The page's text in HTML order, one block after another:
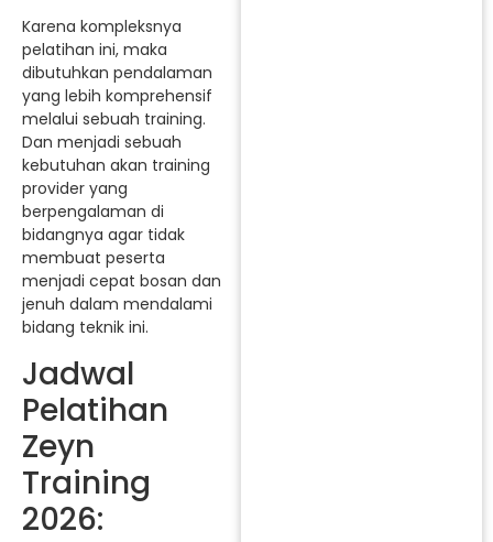
Karena kompleksnya
pelatihan ini, maka
dibutuhkan pendalaman
yang lebih komprehensif
melalui sebuah training.
Dan menjadi sebuah
kebutuhan akan training
provider yang
berpengalaman di
bidangnya agar tidak
membuat peserta
menjadi cepat bosan dan
jenuh dalam mendalami
bidang teknik ini.
Jadwal
Pelatihan
Zeyn
Training
2026: